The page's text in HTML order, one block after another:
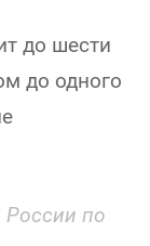
до шести
до одного
по